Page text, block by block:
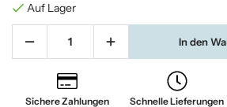
Auf Lager
In den
Sichere Zahlungen
Schnelle Lieferungen